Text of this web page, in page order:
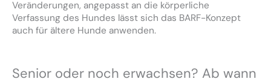
Veränderungen, angepasst an die körperliche
Verfassung des Hundes lässt sich das BARF-Konzept
auch für ältere Hunde anwenden.
Senior oder noch erwachsen? Ab wann